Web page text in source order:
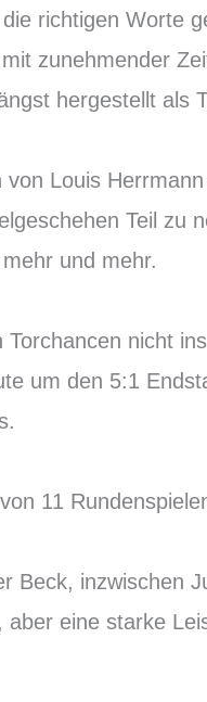
richtigen Worte
zunehmender
hergestellt als
von Louis
Teil zu
und mehr.
Torchancen nicht
um den 5:1
11
Beck, inzwischen
eine starke